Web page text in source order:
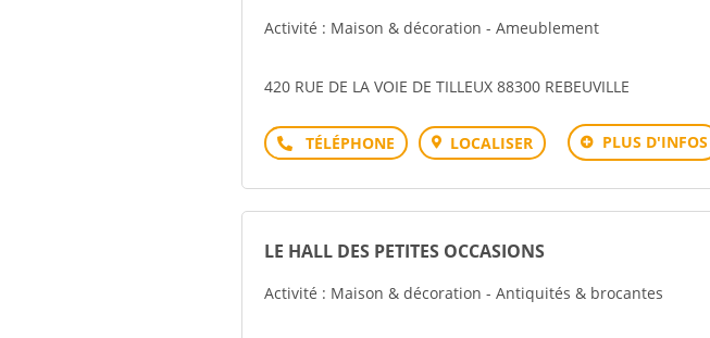
Activité : Maison & décoration - Ameublement
420 RUE DE LA VOIE DE TILLEUX 88300 REBEUVILLE
Téléphone LOCALISER PLUS D'INFOS
LE HALL DES PETITES OCCASIONS
Activité : Maison & décoration - Antiquités & brocantes